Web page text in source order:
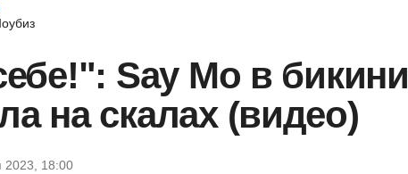
Say Mo в бикини
на скалах (видео)
2023, 18:00